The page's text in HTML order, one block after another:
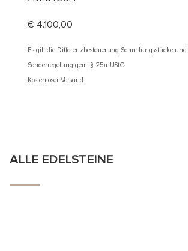
€ 4.100,00
Es gilt die Differenzbesteuerung Sammlungsstücke
Sonderregelung gem. § 25a UStG
Kostenloser Versand
ALLE EDELSTEINE